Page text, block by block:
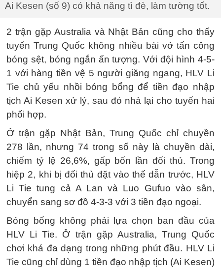
Ai Kesen (số 9) có khả năng tì đè, làm tường tốt.
2 trận gặp Australia và Nhật Bản cũng cho thấy
tuyển Trung Quốc không nhiều bài vở tấn công
bóng sệt, bóng ngắn ấn tượng. Với đội hình 4-5-
1 với hàng tiền vệ 5 người giăng ngang, HLV Li
Tie chủ yếu nhồi bóng bổng để tiền đạo nhập
tịch Ai Kesen xử lý, sau đó nhả lại cho tuyến hai
phối hợp.
Ở trận gặp Nhật Bản, Trung Quốc chỉ chuyền
278 lần, nhưng 74 trong số này là chuyền dài,
chiếm tỷ lệ 26,6%, gấp bốn lần đối thủ. Trong
hiệp 2, khi bị đối thủ đặt vào thế dẫn trước, HLV
Li Tie tung cả A Lan và Luo Gufuo vào sân,
chuyển sang sơ đồ 4-3-3 với 3 tiền đạo ngoại.
Bóng bổng không phải lựa chọn ban đầu của
HLV Li Tie. Ở trận gặp Australia, Trung Quốc
chơi khá đa dạng trong những phút đầu. HLV Li
Tie cũng chỉ dùng 1 tiền đạo nhập tịch (Ai Kesen)